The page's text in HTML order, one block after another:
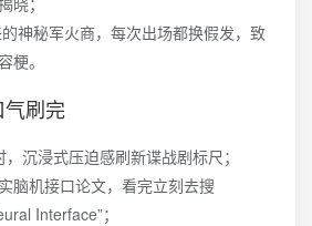
神秘军火商，每次出场都换假发，致
梗。
刷完
沉浸式压迫感刷新谍战剧标尺；
脑机接口论文，看完立刻去搜
Interface”；